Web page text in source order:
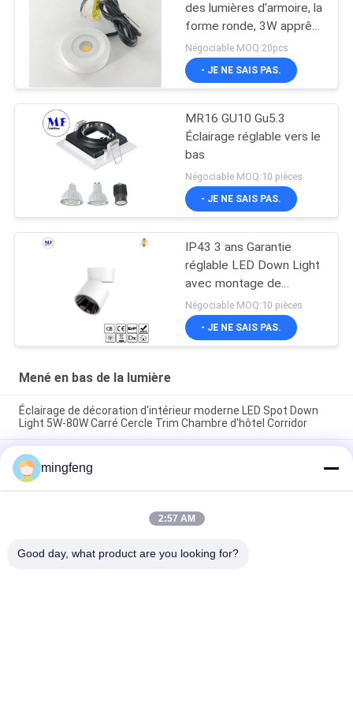
des lumières d'armoire, la
forme ronde, 3W apprête
de mini downlights
montés
Négociable MOQ:20pcs
- JE NE SAIS PAS.
MR16 GU10 Gu5.3
Éclairage réglable vers le
bas
Négociable MOQ:10 pièces
- JE NE SAIS PAS.
IP43 3 ans Garantie
réglable LED Down Light
avec montage de
surface Pour l'usage
domestique dans les
centres commerciaux
Négociable MOQ:10 pièces
- JE NE SAIS PAS.
Mené en bas de la lumière
Éclairage de décoration d'intérieur moderne LED Spot Down
Light 5W-80W Carré Cercle Trim Chambre d'hôtel Corridor
295LM 100° IP65 5W Dimmable LED allume vers le bas des
projecteurs de Cabinet
bureau léger de rendement optimum pour le salon
Catégories populaires
mingfeng
2:57 AM
Good day, what product are you looking for?